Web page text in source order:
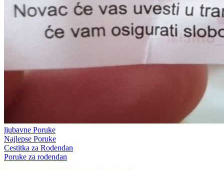
ljubavne Poruke
Najlepse Poruke
Cestitka za Rodendan
Poruke za rodendan